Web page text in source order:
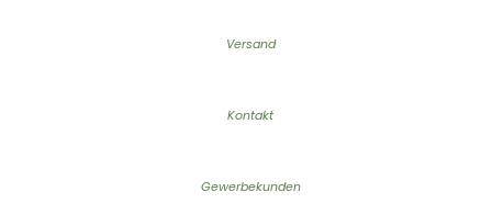
Versand
Kontakt
Gewerbekunden